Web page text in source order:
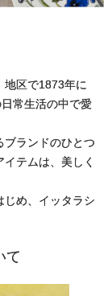
地区で1873年に
常生活の中で愛
ブランドのひとつ
テムは、美しく
じめ、イッタラシ
て